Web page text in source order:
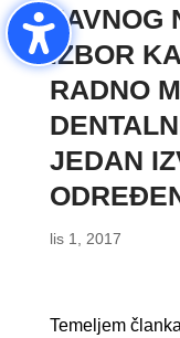
JAVNOG
IZBOR
RADNO
JEDAN
lis 1, 2017
Temeljem